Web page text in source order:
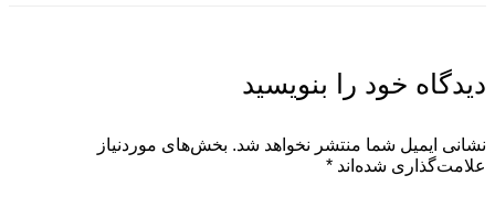
دیدگاه‌ خود را بنویسید
نشانی ایمیل شما منتشر نخواهد شد. بخش‌های موردنیاز
علامت‌گذاری شده‌اند *